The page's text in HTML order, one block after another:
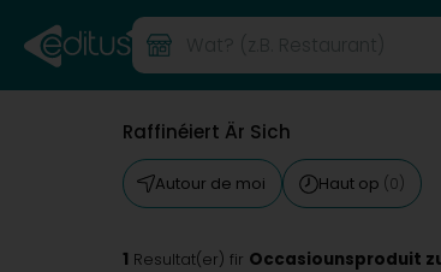
Raffinéiert Är Sich
Autour de moi Haut op (0)
1 Resultat(er) fir Occasiounsproduit